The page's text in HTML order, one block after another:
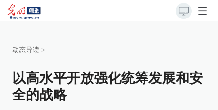
动态导读 >
以高水平开放强化统筹发展和安
全的战略